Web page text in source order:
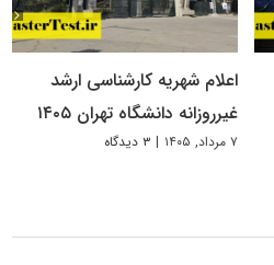
اعلام شهریه کارشناسی ارشد
غیرروزانه دانشگاه تهران ۱۴۰۵
۷ مرداد, ۱۴۰۵ | ۳ دیدگاه